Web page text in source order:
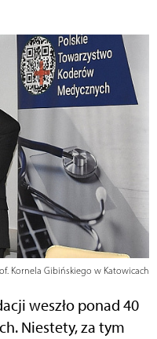
Kornela Gibińskiego w Katowicach
weszło ponad 40
Niestety, za tym